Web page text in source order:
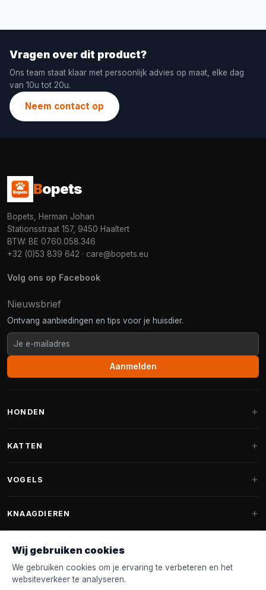
Vragen over dit product?
Ons team staat klaar met persoonlijk advies op maat, elke dag
van 10u tot 20u.
Neem contact op
Bopets
Bopets, Herman Johan
Stationsstraat 157, 9450 Haaltert
BTW: BE 0760.058.346
+32 (0)53 839 642 · care@bopets.eu
Volg ons op Facebook
Nieuwsbrief
Ontvang aanbiedingen en tips voor je huisdier.
Aanmelden
HONDEN
Fantail hondenmanden
Hondenspeelgoed
Halsband & Lijn
KATTEN
Krabpalen voor Maine Coon
Kattenmanden
VOGELS
Vogelvoer binnenvogels
Voederhuisjes
Nestkastjes & Nesting
KNAAGDIEREN
Knaagdierenvoer
Accessoires
Wij gebruiken cookies
We gebruiken cookies om je ervaring te verbeteren en het
websiteverkeer te analyseren.